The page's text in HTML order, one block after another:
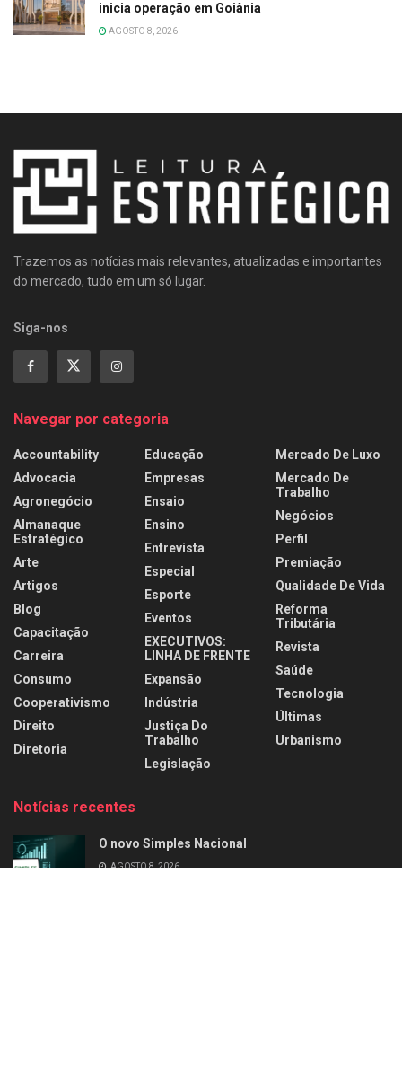
inicia operação em Goiânia
AGOSTO 8, 2026
Trazemos as notícias mais relevantes, atualizadas e importantes
do mercado, tudo em um só lugar.
Siga-nos
Navegar por categoria
Accountability
Advocacia
Agronegócio
Almanaque
Estratégico
Arte
Artigos
Blog
Capacitação
Carreira
Consumo
Cooperativismo
Direito
Diretoria
Educação
Empresas
Ensaio
Ensino
Entrevista
Especial
Esporte
Eventos
EXECUTIVOS:
LINHA DE FRENTE
Expansão
Indústria
Justiça Do
Trabalho
Legislação
Mercado De Luxo
Mercado De
Trabalho
Negócios
Perfil
Premiação
Qualidade De Vida
Reforma
Tributária
Revista
Saúde
Tecnologia
Últimas
Urbanismo
Notícias recentes
O novo Simples Nacional
AGOSTO 8, 2026